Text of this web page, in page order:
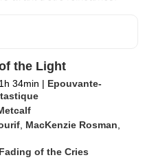
the Light
1h 34min | Epouvante-
MacKenzie Rosman
Fading of the Cries